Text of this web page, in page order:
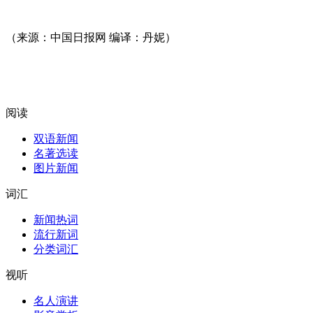
（来源：中国日报网 编译：丹妮）
阅读
双语新闻
名著选读
图片新闻
词汇
新闻热词
流行新词
分类词汇
视听
名人演讲